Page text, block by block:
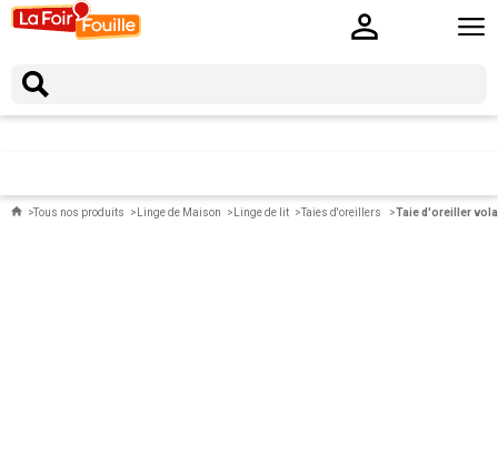
Tous nos produits Linge de Maison Linge de lit Taies d'oreillers